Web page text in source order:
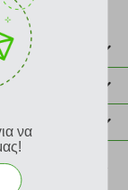
να